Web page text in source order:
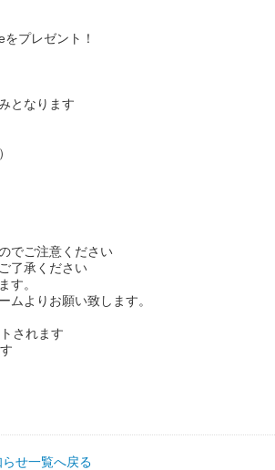
プレゼント！
となります
でご注意ください
了承ください
す。
ムよりお願い致します。
されます
らせ一覧へ戻る